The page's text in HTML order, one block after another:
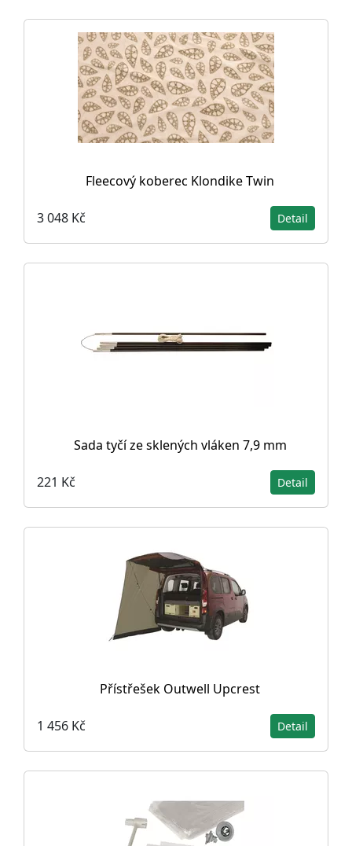
Fleecový koberec Klondike Twin
3 048 Kč Detail
Sada tyčí ze sklených vláken 7,9 mm
221 Kč Detail
Přístřešek Outwell Upcrest
1 456 Kč Detail